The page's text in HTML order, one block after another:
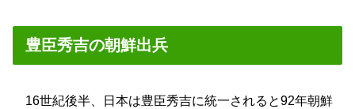
豊臣秀吉の朝鮮出兵
16世紀後半、日本は豊臣秀吉に統一されると92年朝鮮